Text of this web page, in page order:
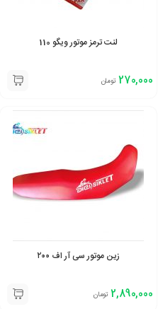
لنت ترمز موتور ویگو 110
270,000 تومان
زین موتور سی آر اف ۲۰۰
2,890,000 تومان